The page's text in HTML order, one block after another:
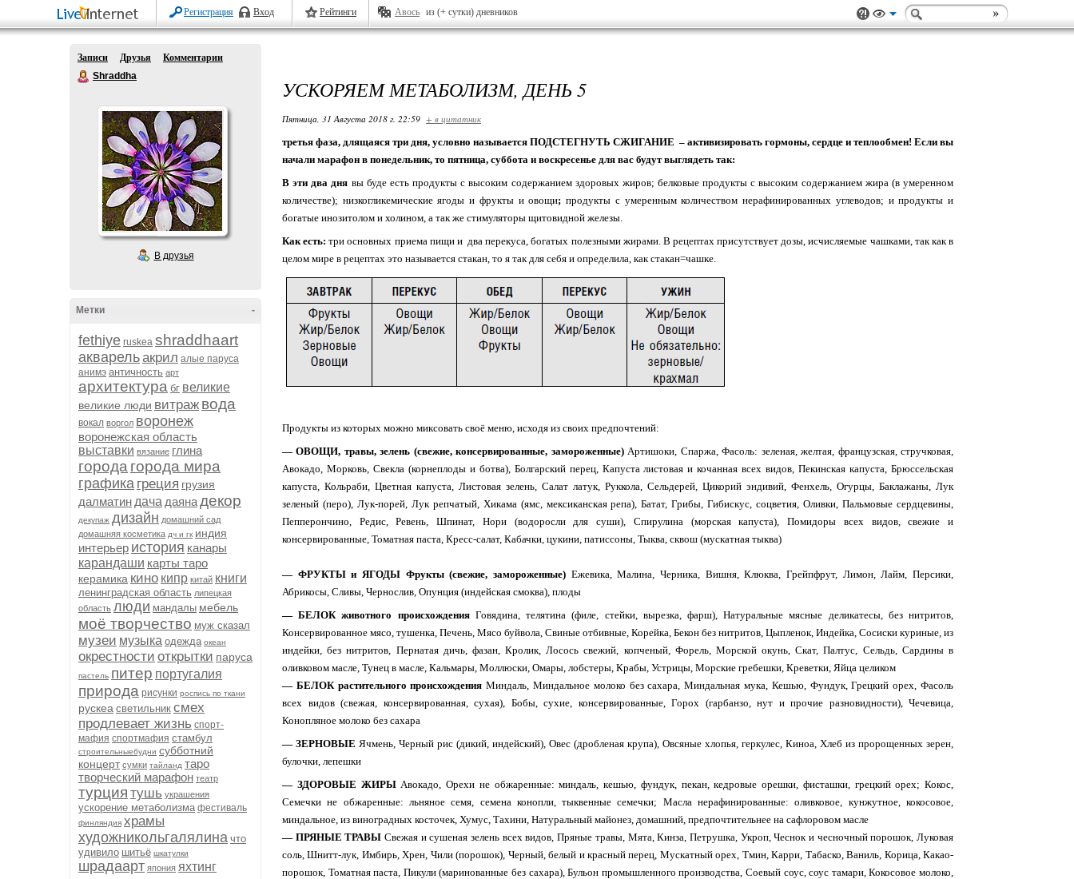
Регистрация Вход Рейтинги Авось из (+ сутки) дневников
Записи Друзья
Комментарии
Shraddha
В друзья
-
Метки
fethiye ruskea shraddhaart
акварельакрил алые паруса
анимэ античность арт
архитектура бг великие
великие люди витраж вода
вокал воргол воронеж
воронежская область
выставки вязание глина
города города мира
графика греция грузия
далматин дача даянадекор
декупаж дизайн домашний сад
домашняя косметика дч и гк индия
интерьер история канары
карандаши карты таро
керамика кино кипр китай книги
ленинградская область липецкая
область люди мандалы мебель
моё творчество муж сказал
музеи музыка одежда океан
окрестности открытки паруса
пастель питер португалия
природа рисунки роспись по ткани
рускеа светильник смех
продлевает жизнь спорт-
мафия спортмафия стамбул
строительныебудни субботний
концерт сумки тайланд таро
творческий марафон театр
турция тушь украшения
ускорение метаболизма фестиваль
финляндия храмы
художникольгалялина что
удивило шитьё шкатулки
шрадаарт япония яхтинг
УСКОРЯЕМ МЕТАБОЛИЗМ, ДЕНЬ 5
Пятница, 31 Августа 2018 г. 22:59 + в цитатник
третья фаза, длящаяся три дня, условно называется ПОДСТЕГНУТЬ СЖИГАНИЕ – активизировать гормоны, сердце и теплообмен! Если вы
начали марафон в понедельник, то пятница, суббота и воскресенье для вас будут выглядеть так:
В эти два дня вы буде есть продукты с высоким содержанием здоровых жиров; белковые продукты с высоким содержанием жира (в умеренном
количестве); низкогликемические ягоды и фрукты и овощи;продукты с умеренным количеством нерафинированных углеводов; и продукты и
богатые инозитолом и холином, а так же стимуляторы щитовидной железы.
Как есть: три основных приема пищи и два перекуса, богатых полезными жирами. В рецептах присутствует дозы, исчисляемые чашками, так как в
целом мире в рецептах это называется стакан, то я так для себя и определила, как стакан=чашке.
Продукты из которых можно миксовать своё меню, исходя из своих предпочтений:
— ОВОЩИ, травы, зелень (свежие, консервированные, замороженные)Артишоки, Спаржа, Фасоль: зеленая, желтая, французская, стручковая,
Авокадо, Морковь, Свекла (корнеплоды и ботва), Болгарский перец, Капуста листовая и кочанная всех видов, Пекинская капуста, Брюссельская
капуста, Кольраби, Цветная капуста, Листовая зелень, Салат латук, Руккола, Сельдерей, Цикорий эндивий, Фенхель, Огурцы, Баклажаны, Лук
зеленый (перо), Лук-порей, Лук репчатый, Хикама (ямс, мексиканская репа), Батат, Грибы, Гибискус, соцветия, Оливки, Пальмовые сердцевины,
Пепперончино, Редис, Ревень, Шпинат, Нори (водоросли для суши), Спирулина (морская капуста), Помидоры всех видов, свежие и
консервированные, Томатная паста, Кресс-салат, Кабачки, цукини, патиссоны, Тыква, сквош (мускатная тыква)
— ФРУКТЫ и ЯГОДЫ Фрукты (свежие, замороженные) Ежевика, Малина, Черника, Вишня, Клюква, Грейпфрут, Лимон, Лайм, Персики,
Абрикосы, Сливы, Чернослив, Опунция (индейская смоква), плоды
— БЕЛОК животного происхождения Говядина, телятина (филе, стейки, вырезка, фарш), Натуральные мясные деликатесы, без нитритов,
Консервированное мясо, тушенка, Печень, Мясо буйвола, Свиные отбивные, Корейка, Бекон без нитритов, Цыпленок, Индейка, Сосиски куриные, из
индейки, без нитритов, Пернатая дичь, фазан, Кролик, Лосось свежий, копченый, Форель, Морской окунь, Скат, Палтус, Сельдь, Сардины в
оливковом масле, Тунец в масле, Кальмары, Моллюски, Омары, лобстеры, Крабы, Устрицы, Морские гребешки, Креветки, Яйца целиком
— БЕЛОК растительного происхожденияМиндаль, Миндальное молоко без сахара, Миндальная мука, Кешью, Фундук, Грецкий орех, Фасоль
всех видов (свежая, консервированная, сухая), Бобы, сухие, консервированные, Горох (гарбанзо, нут и прочие разновидности), Чечевица,
Конопляное молоко без сахара
— ЗЕРНОВЫЕ Ячмень, Черный рис (дикий, индейский), Овес (дробленая крупа), Овсяные хлопья, геркулес, Киноа, Хлеб из пророщенных зерен,
булочки, лепешки
— ЗДОРОВЫЕ ЖИРЫАвокадо, Орехи не обжаренные: миндаль, кешью, фундук, пекан, кедровые орешки, фисташки, грецкий орех; Кокос,
Семечки не обжаренные: льняное семя, семена конопли, тыквенные семечки; Масла нерафинированные: оливковое, кунжутное, кокосовое,
миндальное, из виноградных косточек, Хумус, Тахини, Натуральный майонез, домашний, предпочтительнее на сафлоровом масле
— ПРЯНЫЕ ТРАВЫСвежая и сушеная зелень всех видов, Пряные травы, Мята, Кинза, Петрушка, Укроп, Чеснок и чесночный порошок, Луковая
соль, Шнитт-лук, Имбирь, Хрен, Чили (порошок), Черный, белый и красный перец, Мускатный орех, Тмин, Карри, Табаско, Ваниль, Корица, Какао-
порошок, Томатная паста, Пикули (маринованные без сахара), Бульон промышленного производства, Соевый соус, соус тамари, Кокосовое молоко,